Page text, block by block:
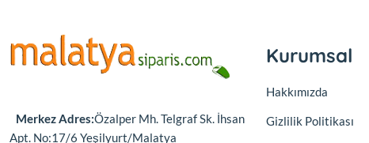
Merkez Adres:Özalper Mh. Telgraf Sk. İhsan
Apt. No:17/6 Yeşilyurt/Malatya
Kurumsal
Hakkımızda
Gizlilik Politikası